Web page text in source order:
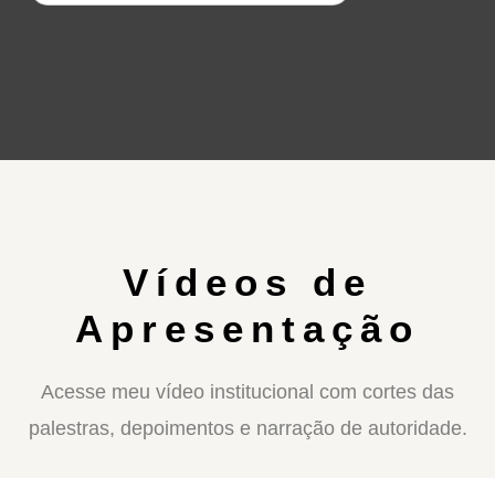
Vídeos de
Apresentação
Acesse meu vídeo institucional com cortes das
palestras, depoimentos e narração de autoridade.